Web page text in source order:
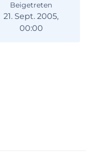
Beigetreten
21. Sept. 2005,
00:00